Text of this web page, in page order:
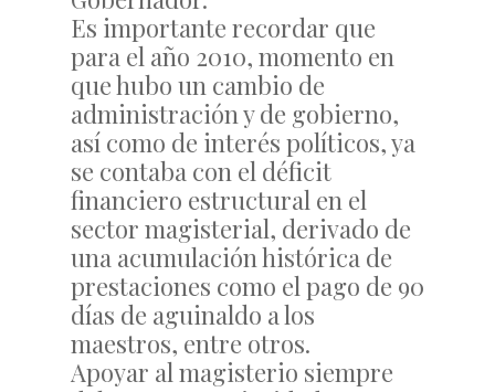
Es importante recordar que
para el año 2010, momento en
que hubo un cambio de
administración y de gobierno,
así como de interés políticos, ya
se contaba con el déficit
financiero estructural en el
sector magisterial, derivado de
una acumulación histórica de
prestaciones como el pago de 90
días de aguinaldo a los
maestros, entre otros.
Apoyar al magisterio siempre